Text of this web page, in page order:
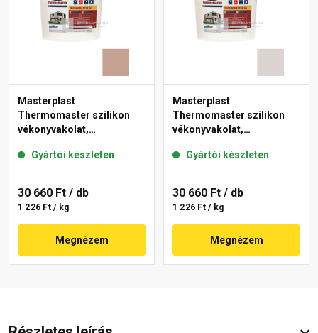
Masterplast
Thermomaster szilikon
vékonyvakolat,
13-C 25 kg
Gyártói készleten
30 660 Ft / db
1 226 Ft / kg
Megnézem
Masterplast
Thermomaster szilikon
vékonyvakolat,
49-E 25 kg
Gyártói készleten
30 660 Ft / db
1 226 Ft / kg
Megnézem